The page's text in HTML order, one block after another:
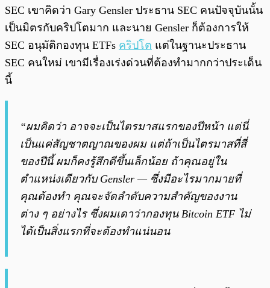
SEC เขาคิดว่า Gary Gensler ประธาน SEC คนปัจจุบันนั้น
เป็นมิตรกับคริปโตมาก และนาย Gensler ก็ต้องการให้
SEC อนุมัติกองทุน ETFs คริปโต แต่ในฐานะประธาน
SEC คนใหม่ เขามีเรื่องเร่งด่วนที่ต้องทำมากกว่าประเด็น
นี้
“ผมคิดว่า อาจจะเป็นไตรมาสแรกของปีหน้า แต่นี่
เป็นแค่สัญชาตญาณของผม แต่ถ้าเป็นไตรมาสที่สี่
ของปีนี้ ผมก็คงรู้สึกดีขึ้นเล็กน้อย ถ้าคุณอยู่ใน
ตำแหน่งเดียวกับ Gensler — ซึ่งมีอะไรมากมายที่
คุณต้องทำ คุณจะจัดลำดับความสำคัญของงาน
ต่าง ๆ อย่างไร ซึ่งผมเดาว่ากองทุน Bitcoin ETF ไม่
ได้เป็นสิ่งแรกที่จะต้องทำแน่นอน